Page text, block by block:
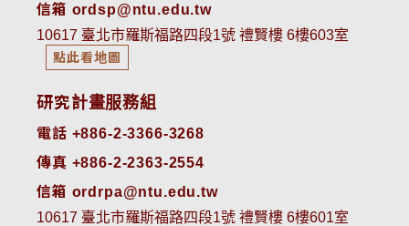
信箱 ordsp@ntu.edu.tw
10617 臺北市羅斯福路四段1號 禮賢樓 6樓603室
點此看地圖
研究計畫服務組
電話 +886-2-3366-3268
傳真 +886-2-2363-2554
信箱 ordrpa@ntu.edu.tw
10617 臺北市羅斯福路四段1號 禮賢樓 6樓601室